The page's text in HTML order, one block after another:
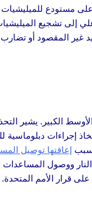
مستودع للميليشيات
إلى تشجيع
غير المقصود أو
الكبير. يشير
إجراءات دبلوماسية
إعاقتها توصيل
ووصول المساعدات
قرار الأمم المتحدة.